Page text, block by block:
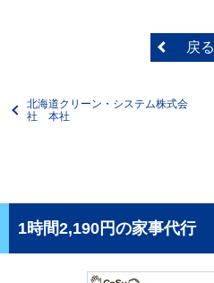
戻る
北海道クリーン・システム株式会
社 本社
1時間2,190円の家事代行